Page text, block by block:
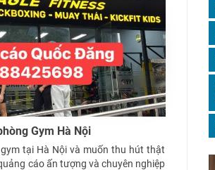
Gym Hà Nội
tại Hà Nội và muốn thu hút thật
cáo ấn tượng và chuyên nghiệp